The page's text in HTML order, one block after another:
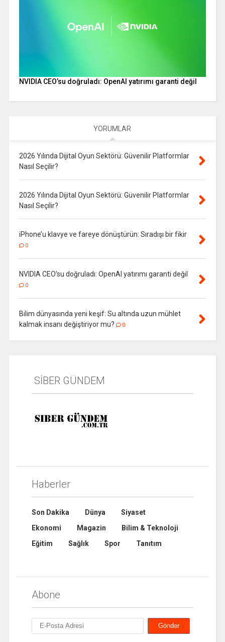
NVIDIA CEO’su doğruladı: OpenAI yatırımı garanti değil
YORUMLAR
2026 Yılında Dijital Oyun Sektörü: Güvenilir Platformlar
Nasıl Seçilir?
2026 Yılında Dijital Oyun Sektörü: Güvenilir Platformlar
Nasıl Seçilir?
iPhone’u klavye ve fareye dönüştürün: Sıradışı bir fikir
0
NVIDIA CEO’su doğruladı: OpenAI yatırımı garanti değil
0
Bilim dünyasında yeni keşif: Su altında uzun mühlet
kalmak insanı değiştiriyor mu?
0
SİBER GÜNDEM
Haberler
Son Dakika Dünya
Siyaset
Ekonomi
Magazin
Bilim & Teknoloji
Eğitim
Sağlık Spor Tanıtım
Abone